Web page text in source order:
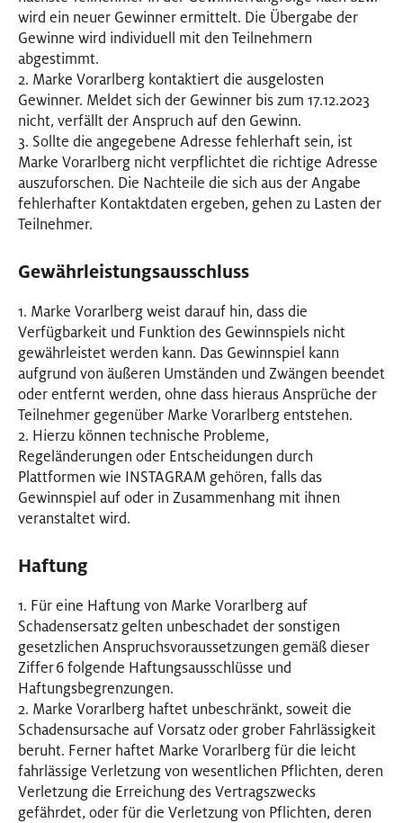
wird ein neuer Gewinner ermittelt. Die Übergabe der
Gewinne wird individuell mit den Teilnehmern
abgestimmt.
2. Marke Vorarlberg kontaktiert die ausgelosten
Gewinner. Meldet sich der Gewinner bis zum 17.12.2023
nicht, verfällt der Anspruch auf den Gewinn.
3. Sollte die angegebene Adresse fehlerhaft sein, ist
Marke Vorarlberg nicht verpflichtet die richtige Adresse
auszuforschen. Die Nachteile die sich aus der Angabe
fehlerhafter Kontaktdaten ergeben, gehen zu Lasten der
Teilnehmer.
Gewährleistungsausschluss
1. Marke Vorarlberg weist darauf hin, dass die
Verfügbarkeit und Funktion des Gewinnspiels nicht
gewährleistet werden kann. Das Gewinnspiel kann
aufgrund von äußeren Umständen und Zwängen beendet
oder entfernt werden, ohne dass hieraus Ansprüche der
Teilnehmer gegenüber Marke Vorarlberg entstehen.
2. Hierzu können technische Probleme,
Regeländerungen oder Entscheidungen durch
Plattformen wie INSTAGRAM gehören, falls das
Gewinnspiel auf oder in Zusammenhang mit ihnen
veranstaltet wird.
Haftung
1. Für eine Haftung von Marke Vorarlberg auf
Schadensersatz gelten unbeschadet der sonstigen
gesetzlichen Anspruchsvoraussetzungen gemäß dieser
Ziffer 6 folgende Haftungsausschlüsse und
Haftungsbegrenzungen.
2. Marke Vorarlberg haftet unbeschränkt, soweit die
Schadensursache auf Vorsatz oder grober Fahrlässigkeit
beruht. Ferner haftet Marke Vorarlberg für die leicht
fahrlässige Verletzung von wesentlichen Pflichten, deren
Verletzung die Erreichung des Vertragszwecks
gefährdet, oder für die Verletzung von Pflichten, deren